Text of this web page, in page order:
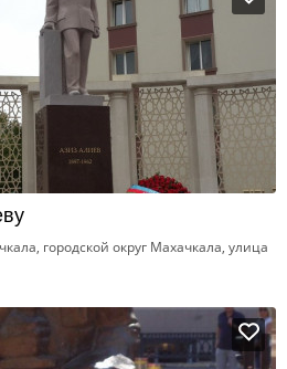
городской округ Махачкала, улица